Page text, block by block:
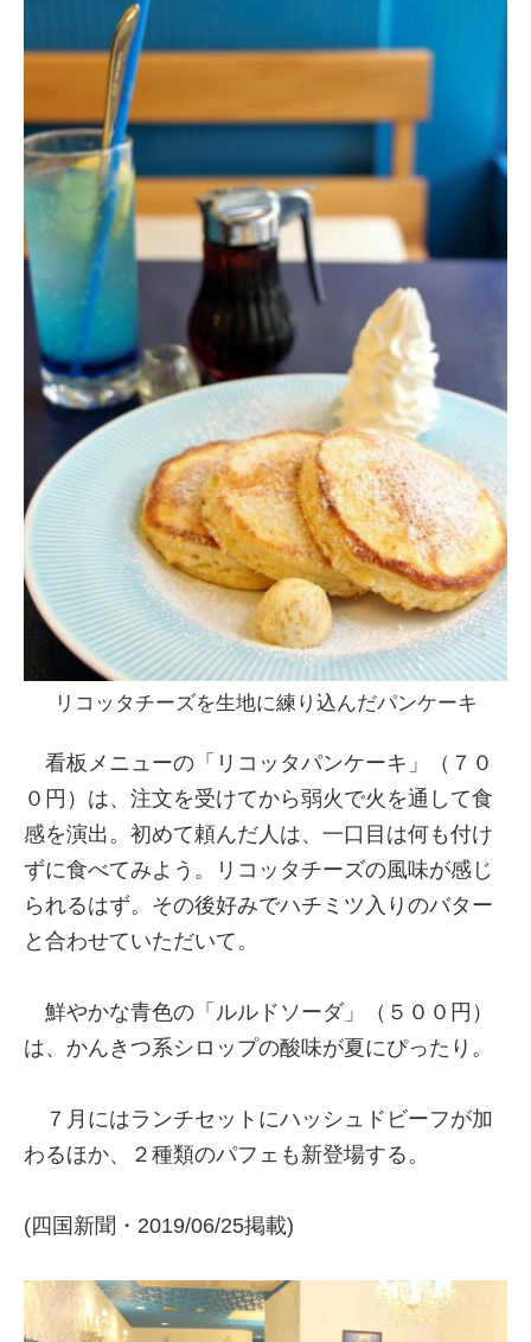
リコッタチーズを生地に練り込んだパンケーキ
看板メニューの「リコッタパンケーキ」（７０
０円）は、注文を受けてから弱火で火を通して食
感を演出。初めて頼んだ人は、一口目は何も付け
ずに食べてみよう。リコッタチーズの風味が感じ
られるはず。その後好みでハチミツ入りのバター
と合わせていただいて。
鮮やかな青色の「ルルドソーダ」（５００円）
は、かんきつ系シロップの酸味が夏にぴったり。
７月にはランチセットにハッシュドビーフが加
わるほか、２種類のパフェも新登場する。
(四国新聞・2019/06/25掲載)